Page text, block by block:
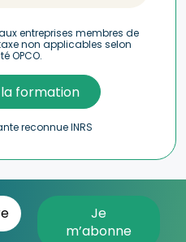
entreprises membres de
non applicables selon
OPCO.
la formation
reconnue INRS